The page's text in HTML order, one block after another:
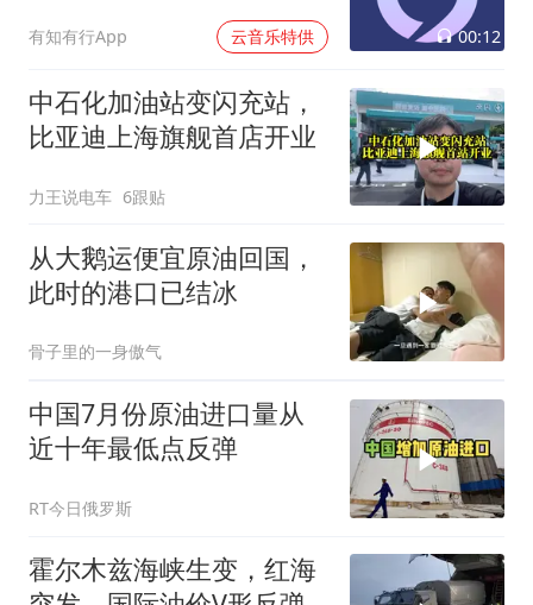
有知有行App 云音乐特供 00:12
中石化加油站变闪充站，
比亚迪上海旗舰首店开业
力王说电车 6跟贴
从大鹅运便宜原油回国，
此时的港口已结冰
骨子里的一身傲气
中国7月份原油进口量从
近十年最低点反弹
RT今日俄罗斯
霍尔木兹海峡生变，红海